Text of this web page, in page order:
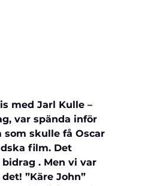
med Jarl Kulle –
var spända inför
skulle få Oscar
film. Det
bidrag . Men vi var
”Käre John”